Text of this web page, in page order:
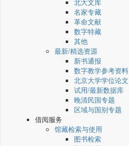
北大文库
名家专藏
革命文献
数字特藏
其他
最新/精选资源
新书通报
数字教学参考资料
北京大学学位论文
试用/最新数据库
晚清民国专题
区域与国别专题
借阅服务
馆藏检索与使用
图书检索